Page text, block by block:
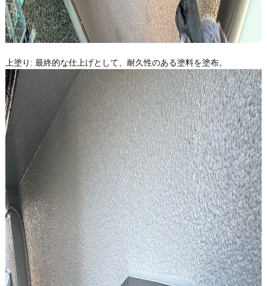
上塗り: 最終的な仕上げとして、耐久性のある塗料を塗布。